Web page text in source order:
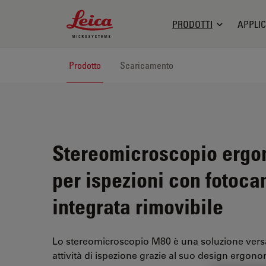
Leica Microsystems Logo
PRODOTTI
Prodotto Scaricamento
Stereomicroscopio
per ispezioni con
integrata rimovibile
Lo stereomicroscopio M80 è una soluzione
attività di ispezione grazie al suo design